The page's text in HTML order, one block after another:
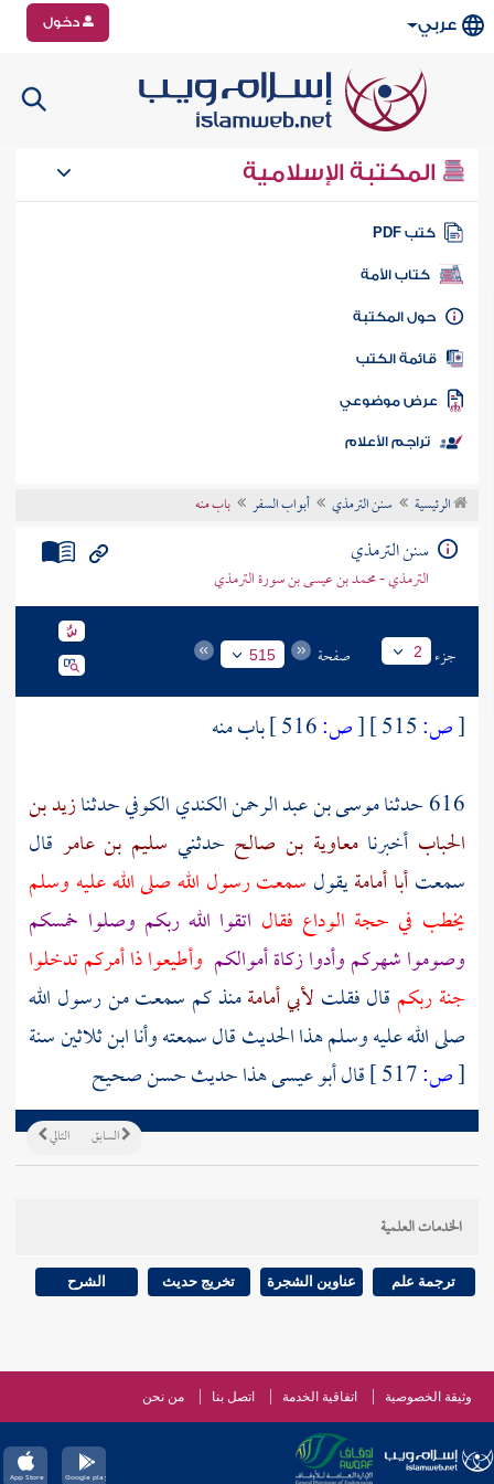
عربي دخول
المكتبة الإسلامية
كتب PDF
كتاب الأمة
المكتبة
الكتب
موضوعي
تراجم الأعلام
الرئيسية سنن الترمذي أبواب السفر باب منه
سنن الترمذي
الترمذي - محمد بن عيسى بن سورة الترمذي
جزء 2 صفحة 515
[ص: [ص:
باب منه
616 حدثنا
موسى بن عبد الرحمن الكندي الكوفيحدثنازيد بن
الحباب أخبرنامعاوية بن صالح حدثني سليم بن عامر قال
سمعتأبا أمامةيقول سمعت رسول الله صلى الله عليه وسلم
يخطب في حجة الوداع فقال اتقوا الله ربكم وصلوا خمسكم
وصوموا شهركم وأدوا زكاة أموالكم وأطيعوا ذا أمركم تدخلوا
جنة ربكم قال فقلت لأبي أمامةمنذ كم سمعت من رسول الله
صلى الله عليه وسلم هذا الحديث قال سمعته وأنا ابن ثلاثين سنة
[ص: قال أبو عيسى هذا حديث حسن صحيح
التالي السابق
الخدمات العلمية
ترجمة علم عناوين الشجرة تخريج حديث الشرح
وثيقة الخصوصية اتفاقية الخدمة اتصل بنا من نحن